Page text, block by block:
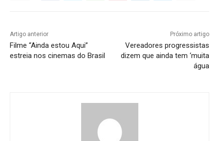
Artigo anterior
Filme “Ainda estou Aqui”
estreia nos cinemas do Brasil
Próximo artigo
Vereadores progressistas
dizem que ainda tem ‘muita
água